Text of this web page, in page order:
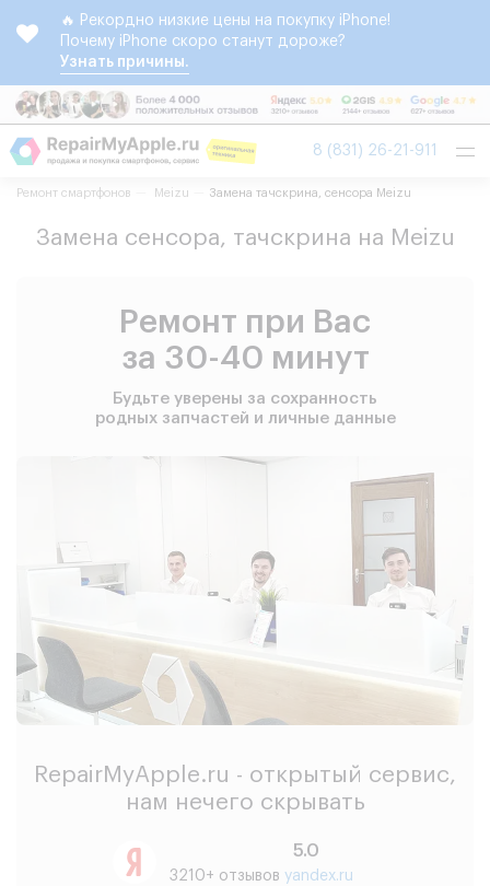
🔥 Рекордно низкие цены на покупку iPhone!
Почему iPhone скоро станут дороже?
Узнать причины.
8 (831) 26-21-911
Ремонт смартфонов Meizu Замена тачскрина, сенсора Meizu
Замена сенсора, тачскрина на Meizu
Ремонт при Вас
за 30-40 минут
Будьте уверены за сохранность
родных запчастей и личные данные
RepairMyApple.ru - открытый сервис,
нам нечего скрывать
5.0
3210+ отзывов yandex.ru